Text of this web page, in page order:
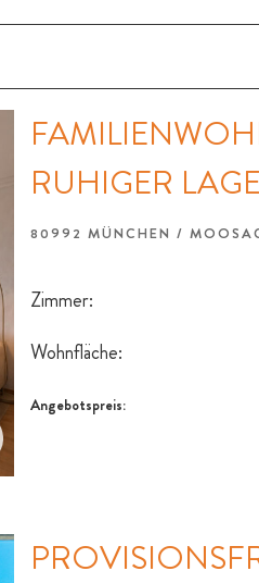
RUHIGER LAGE
80992 MÜNCHEN /
Zimmer:
Wohnfläche:
Angebotspreis: